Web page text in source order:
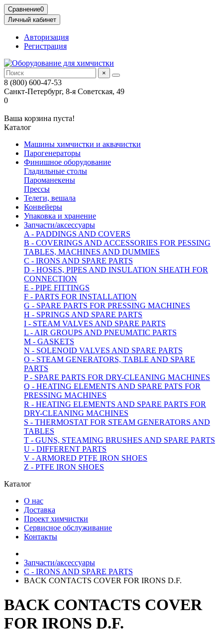
Сравнение0
Личный кабинет
Авторизация
Регистрация
×
8 (800) 600-47-53
Санкт-Петербург, 8-я Советская, 49
0
Ваша корзина пуста!
Каталог
Машины химчистки и аквачистки
Парогенераторы
Финишное оборудование
Гладильные столы
Пароманекены
Прессы
Телеги, вешала
Конвейеры
Упаковка и хранение
Запчасти/аксессуары
A - PADDINGS AND COVERS
B - COVERINGS AND ACCESSORIES FOR PESSING
TABLES, MACHINES AND DUMMIES
C - IRONS AND SPARE PARTS
D - HOSES, PIPES AND INSULATION SHEATH FOR
CONNECTION
E - PIPE FITTINGS
F - PARTS FOR INSTALLATION
G - SPARE PARTS FOR PRESSING MACHINES
H - SPRINGS AND SPARE PARTS
I - STEAM VALVES AND SPARE PARTS
L - AIR GROUPS AND PNEUMATIC PARTS
M - GASKETS
N - SOLENOID VALVES AND SPARE PARTS
O - STEAM GENERATORS, TABLE AND SPARE
PARTS
P - SPARE PARTS FOR DRY-CLEANING MACHINES
Q - HEATING ELEMENTS AND SPARE PATS FOR
PRESSING MACHINES
R - HEATING ELEMENTS AND SPARE PARTS FOR
DRY-CLEANING MACHINES
S - THERMOSTAT FOR STEAM GENERATORS AND
TABLES
T - GUNS, STEAMING BRUSHES AND SPARE PARTS
U - DIFFERENT PARTS
V - ARMORED PTFE IRON SHOES
Z - PTFE IRON SHOES
Каталог
О нас
Доставка
Проект химчистки
Сервисное обслуживание
Контакты
Запчасти/аксессуары
C - IRONS AND SPARE PARTS
BACK CONTACTS COVER FOR IRONS D.F.
BACK CONTACTS COVER
FOR IRONS D.F.